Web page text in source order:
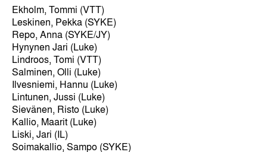
Ekholm, Tommi (VTT)
Leskinen, Pekka (SYKE)
Repo, Anna (SYKE/JY)
Hynynen Jari (Luke)
Lindroos, Tomi (VTT)
Salminen, Olli (Luke)
Ilvesniemi, Hannu (Luke)
Lintunen, Jussi (Luke)
Sievänen, Risto (Luke)
Kallio, Maarit (Luke)
Liski, Jari (IL)
Soimakallio, Sampo (SYKE)